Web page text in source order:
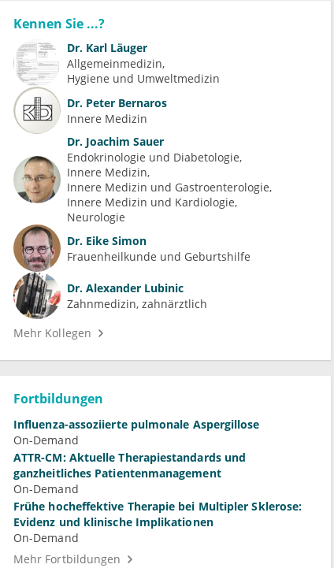
Kennen Sie ...?
Dr. Karl Läuger
Allgemeinmedizin
Hygiene und Umweltmedizin
Dr. Peter Bernaros
Innere Medizin
Dr. Joachim Sauer
Endokrinologie und Diabetologie
Innere Medizin
Innere Medizin und Gastroenterologie
Innere Medizin und Kardiologie
Neurologie
Dr. Eike Simon
Frauenheilkunde und Geburtshilfe
Dr. Alexander Lubinic
Zahnmedizin, zahnärztlich
Mehr Kollegen
Fortbildungen
Influenza-assoziierte pulmonale Aspergillose
On-Demand
ATTR-CM: Aktuelle Therapiestandards und
ganzheitliches Patientenmanagement
On-Demand
Frühe hocheffektive Therapie bei Multipler Sklerose:
Evidenz und klinische Implikationen
On-Demand
Mehr Fortbildungen